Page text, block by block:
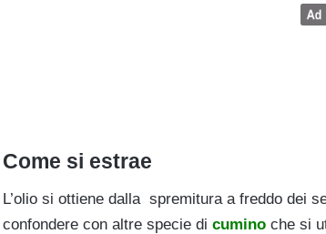
Come si estrae
L’olio si ottiene dalla spremitura a freddo dei
confondere con altre specie di cumino che si